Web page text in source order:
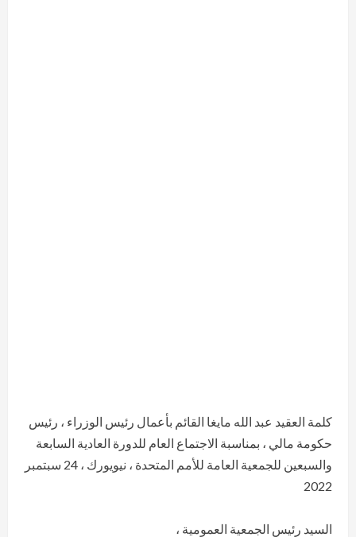
كلمة العقيد عبد الله مايغا القائم بأعمال رئيس الوزراء ، رئيس
حكومة مالي ، بمناسبة الاجتماع العام للدورة العادية السابعة
والسبعين للجمعية العامة للأمم المتحدة ، نيويورك ، 24 سبتمبر
2022
السيد رئيس الجمعية العمومية ،